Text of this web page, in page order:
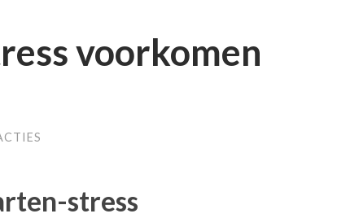
voorkomen
stress